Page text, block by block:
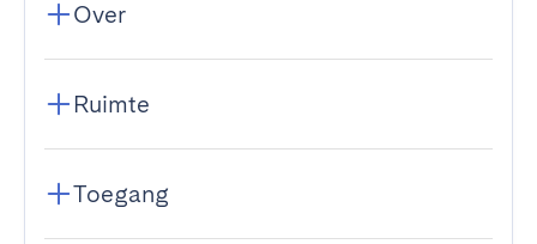
Over
Ruimte
Toegang